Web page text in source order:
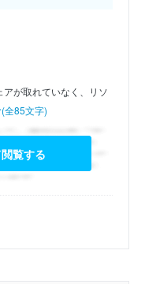
が取れていなく、リソ
全85文字)
覧する